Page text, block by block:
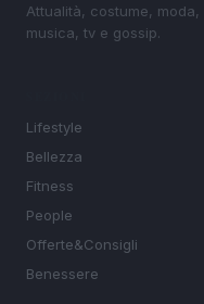
Attualità, costume,
musica, tv e gossip.
Lifestyle
Bellezza
Fitness
People
Offerte&Consigli
Benessere